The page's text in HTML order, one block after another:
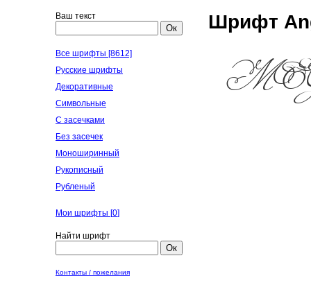
Ваш текст
Ок
Все шрифты [8612]
Русские шрифты
Декоративные
Символьные
С засечками
Без засечек
Моноширинный
Рукописный
Рубленый
Мои шрифты [0]
Найти шрифт
Ок
Контакты / пожелания
Шрифт